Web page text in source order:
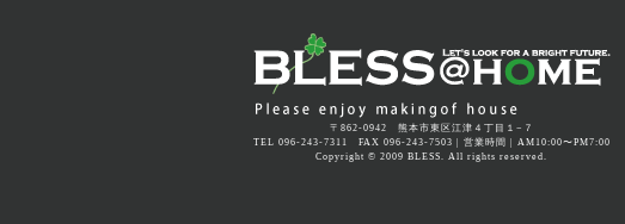
終了しました【オーナー様感謝イベント】愛犬と楽しむフェスティバル
終了しました【オーナー様感謝イベント】母の日ワークショップ～コサージュ作り
2025年05月 (2
2025年04月 (
2025年03月 (
2025年02月 (
〒862-0942 熊本市東区江津４丁目１−７
TEL 096-243-7311 FAX 096-243-7503 | 営業時間 | AM10:00〜PM7:00
Copyright © 2009 BLESS. All rights reserved.